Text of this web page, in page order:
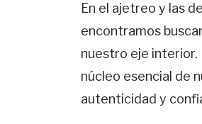
En el ajetreo y las
encontramos
nuestro eje
núcleo esencial de
autenticidad y